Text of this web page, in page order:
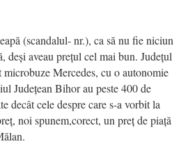
(scandalul- nr.), ca să nu fie niciun
deși aveau prețul cel mai bun. Județul
Mercedes, cu o autonomie
Județean Bihor au peste 400 de
decât cele despre care s-a vorbit la
noi spunem,corect, un preț de piață